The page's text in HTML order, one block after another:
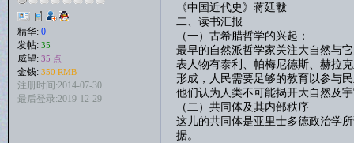
精华: 0
发帖: 35
威望: 35 点
金钱: 350 RMB
注册时间:2014-07-30
最后登录:2019-12-29
《中国近代史》蒋廷黻
二、读书汇报
（一）古希腊哲学的兴起：
最早的自然派哲学家关注大自然与
表人物有泰利、帕梅尼德斯、赫拉
形成，人民需要足够的教育以参与
他们认为人类不可能揭开大自然及
（二）共同体及其内部秩序
这儿的共同体是亚里士多德政治学
据。